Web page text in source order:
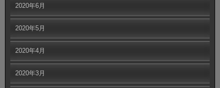
2020年6月
2020年5月
2020年4月
2020年3月